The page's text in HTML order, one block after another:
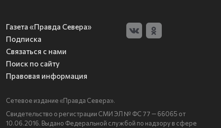
Газета «Правда Севера»
Подписка
Связаться с нами
Поиск по сайту
Правовая информация
Сетевое издание «Правда Севера».
Свидетельство о регистрации СМИ ЭЛ № ФС 77 — 66065 от
10.06.2016. Выдано Федеральной службой по надзору в сфере